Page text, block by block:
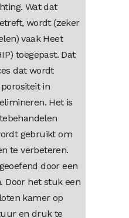
Wat dat
wordt (zeker
vaak Heet
toegepast. Dat
dat wordt
in
Het is
gebruikt om
te verbeteren.
door een
Door het stuk een
kamer op
en druk te